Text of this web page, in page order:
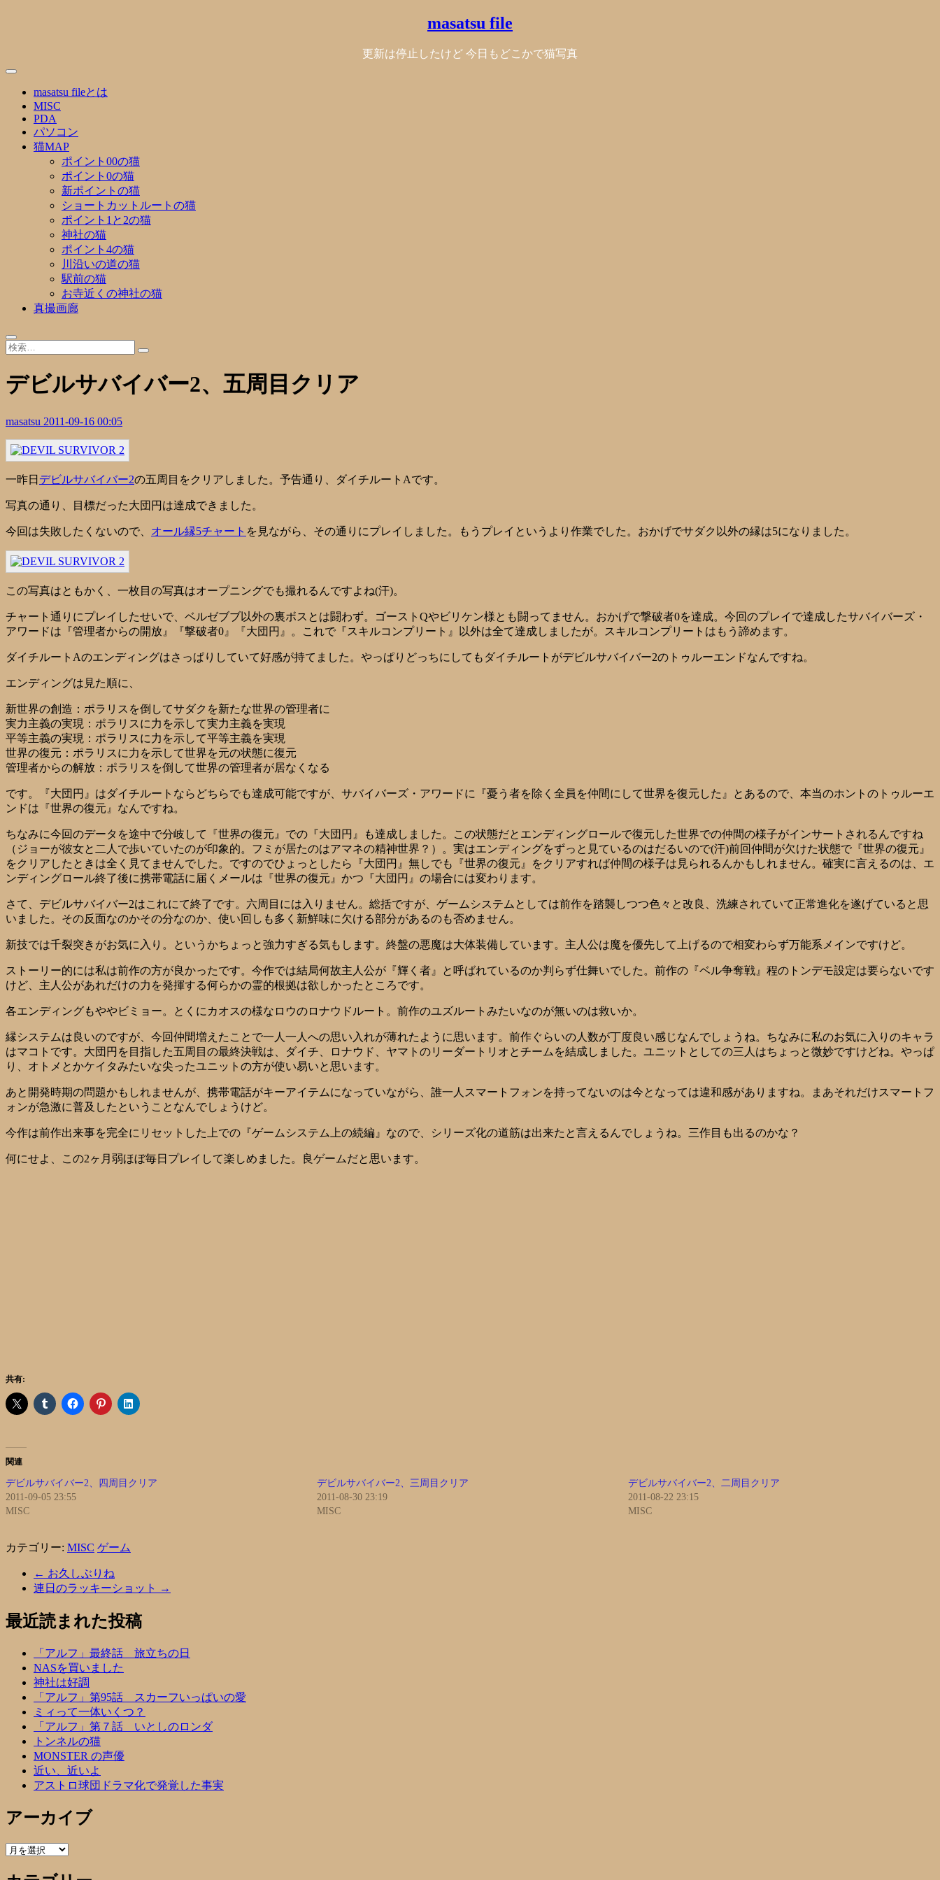
masatsu file
更新は停止したけど 今日もどこかで猫写真
masatsu fileとは
MISC
PDA
パソコン
猫MAP
ポイント00の猫
ポイント0の猫
新ポイントの猫
ショートカットルートの猫
ポイント1と2の猫
神社の猫
ポイント4の猫
川沿いの道の猫
駅前の猫
お寺近くの神社の猫
真撮画廊
デビルサバイバー2、五周目クリア
masatsu 2011-09-16 00:05
一昨日 デビルサバイバー2の五周目をクリアしました。予告通り、ダイチルートAです。
写真の通り、目標だった大団円は達成できました。
今回は失敗したくないので、 オール縁5チャート を見ながら、その通りにプレイしました。もうプレイというより作業でした。おかげでサダク以外の縁は5になりました。
この写真はともかく、一枚目の写真はオープニングでも撮れるんですよね(汗)。
チャート通りにプレイしたせいで、ベルゼブブ以外の裏ボスとは闘わず。ゴーストQやビリケン様とも闘ってません。おかげで撃破者0を達成。今回のプレイで達成したサバイバーズ・
アワードは『管理者からの開放』『撃破者0』『大団円』。これで『スキルコンプリート』以外は全て達成しましたが。スキルコンプリートはもう諦めます。
ダイチルートAのエンディングはさっぱりしていて好感が持てました。やっぱりどっちにしてもダイチルートがデビルサバイバー2のトゥルーエンドなんですね。
エンディングは見た順に、
新世界の創造：ポラリスを倒してサダクを新たな世界の管理者に
実力主義の実現：ポラリスに力を示して実力主義を実現
平等主義の実現：ポラリスに力を示して平等主義を実現
世界の復元：ポラリスに力を示して世界を元の状態に復元
管理者からの解放：ポラリスを倒して世界の管理者が居なくなる
です。『大団円』はダイチルートならどちらでも達成可能ですが、サバイバーズ・アワードに『憂う者を除く全員を仲間にして世界を復元した』とあるので、本当のホントのトゥルーエ
ンドは『世界の復元』なんですね。
ちなみに今回のデータを途中で分岐して『世界の復元』での『大団円』も達成しました。この状態だとエンディングロールで復元した世界での仲間の様子がインサートされるんですね
（ジョーが彼女と二人で歩いていたのが印象的。フミが居たのはアマネの精神世界？）。実はエンディングをずっと見ているのはだるいので(汗)前回仲間が欠けた状態で『世界の復元』
をクリアしたときは全く見てませんでした。ですのでひょっとしたら『大団円』無しでも『世界の復元』をクリアすれば仲間の様子は見られるんかもしれません。確実に言えるのは、エ
ンディングロール終了後に携帯電話に届くメールは『世界の復元』かつ『大団円』の場合には変わります。
さて、デビルサバイバー2はこれにて終了です。六周目には入りません。総括ですが、ゲームシステムとしては前作を踏襲しつつ色々と改良、洗練されていて正常進化を遂げていると思
いました。その反面なのかその分なのか、使い回しも多く新鮮味に欠ける部分があるのも否めません。
新技では千裂突きがお気に入り。というかちょっと強力すぎる気もします。終盤の悪魔は大体装備しています。主人公は魔を優先して上げるので相変わらず万能系メインですけど。
ストーリー的には私は前作の方が良かったです。今作では結局何故主人公が『輝く者』と呼ばれているのか判らず仕舞いでした。前作の『ベル争奪戦』程のトンデモ設定は要らないです
けど、主人公があれだけの力を発揮する何らかの霊的根拠は欲しかったところです。
各エンディングもややビミョー。とくにカオスの様なロウのロナウドルート。前作のユズルートみたいなのが無いのは救いか。
縁システムは良いのですが、今回仲間増えたことで一人一人への思い入れが薄れたように思います。前作ぐらいの人数が丁度良い感じなんでしょうね。ちなみに私のお気に入りのキャラ
はマコトです。大団円を目指した五周目の最終決戦は、ダイチ、ロナウド、ヤマトのリーダートリオとチームを結成しました。ユニットとしての三人はちょっと微妙ですけどね。やっぱ
り、オトメとかケイタみたいな尖ったユニットの方が使い易いと思います。
あと開発時期の問題かもしれませんが、携帯電話がキーアイテムになっていながら、誰一人スマートフォンを持ってないのは今となっては違和感がありますね。まあそれだけスマートフ
ォンが急激に普及したということなんでしょうけど。
今作は前作出来事を完全にリセットした上での『ゲームシステム上の続編』なので、シリーズ化の道筋は出来たと言えるんでしょうね。三作目も出るのかな？
何にせよ、この2ヶ月弱ほぼ毎日プレイして楽しめました。良ゲームだと思います。
共有:
関連
デビルサバイバー2、四周目クリア
2011-09-05 23:55
MISC
デビルサバイバー2、三周目クリア
2011-08-30 23:19
MISC
デビルサバイバー2、二周目クリア
2011-08-22 23:15
MISC
カテゴリー: MISC ゲーム
← お久しぶりね
連日のラッキーショット
→
最近読まれた投稿
「アルフ」最終話 旅立ちの日
NASを買いました
神社は好調
「アルフ」第95話 スカーフいっぱいの愛
ミィって一体いくつ？
「アルフ」第７話 いとしのロンダ
トンネルの猫
MONSTER の声優
近い、近いよ
アストロ球団ドラマ化で発覚した事実
アーカイブ
ア